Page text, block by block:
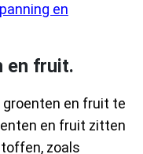
en
en fruit.
en fruit te
en fruit zitten
zoals